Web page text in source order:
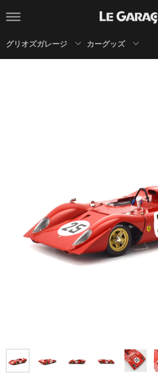
グリオズガレージ カーグッズ